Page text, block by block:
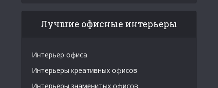
Лучшие офисные интерьеры
Интерьер офиса
Интерьеры креативных офисов
Интерьеры знаменитых офисов